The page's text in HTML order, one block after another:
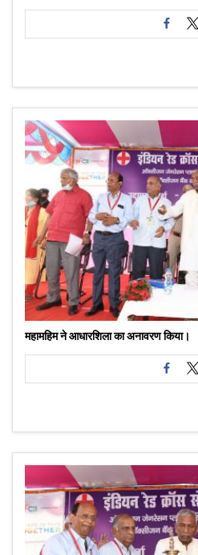
महामहिम ने आधारशिला का अनावरण किया।